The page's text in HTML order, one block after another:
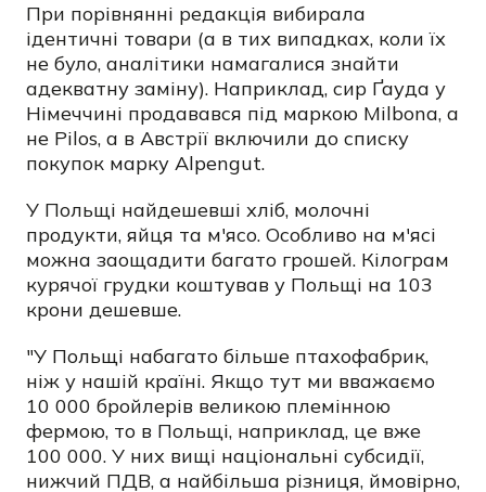
При порівнянні редакція вибирала
ідентичні товари (а в тих випадках, коли їх
не було, аналітики намагалися знайти
адекватну заміну). Наприклад, сир Ґауда у
Німеччині продавався під маркою Milbona, а
не Pilos, а в Австрії включили до списку
покупок марку Alpengut.
У Польщі найдешевші хліб, молочні
продукти, яйця та м'ясо. Особливо на м'ясі
можна заощадити багато грошей. Кілограм
курячої грудки коштував у Польщі на 103
крони дешевше.
"У Польщі набагато більше птахофабрик,
ніж у нашій країні. Якщо тут ми вважаємо
10 000 бройлерів великою племінною
фермою, то в Польщі, наприклад, це вже
100 000. У них вищі національні субсидії,
нижчий ПДВ, а найбільша різниця, ймовірно,